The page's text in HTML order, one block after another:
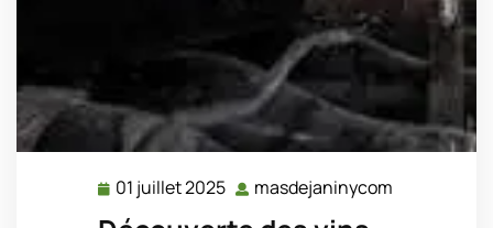
01 juillet 2025 01
juillet
masdejaninycom